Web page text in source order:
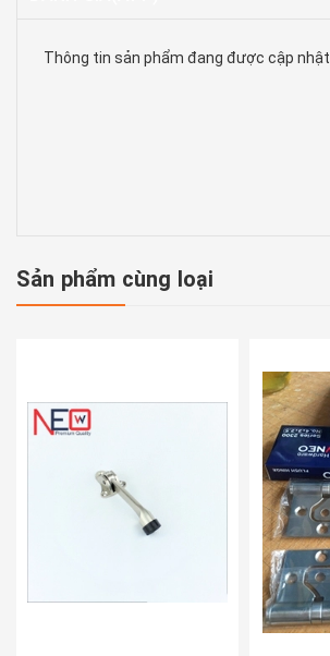
Thông tin sản phẩm đang được cập nhật
Sản phẩm cùng loại